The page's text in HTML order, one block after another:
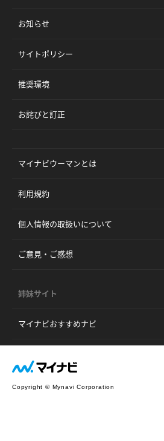
お知らせ
サイトポリシー
推奨環境
お詫びと訂正
マイナビウーマンとは
利用規約
個人情報の取扱いについて
ご意見・ご感想
姉妹サイト
マイナビおすすめナビ
Copyright © Mynavi Corporation